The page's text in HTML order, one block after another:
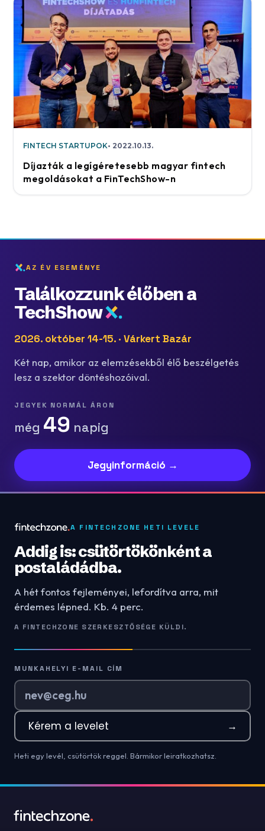
FINTECH STARTUPOK 2022.10.13.
Díjazták a legígéretesebb magyar fintech
megoldásokat a FinTechShow-n
AZ ÉV ESEMÉNYE
Találkozzunk élőben a
TechShow
2026. október 14-15. · Várkert Bazár
Két nap, amikor az elemzésekből élő beszélgetés
lesz a szektor döntéshozóival.
JEGYEK NORMÁL ÁRON
még 49 napig
Jegyinformáció →
A FINTECHZONE HETI LEVELE
Addig is: csütörtökönként a
postaládádba.
A hét fontos fejleményei, lefordítva arra, mit
érdemes lépned. Kb. 4 perc.
A FINTECHZONE SZERKESZTŐSÉGE KÜLDI.
MUNKAHELYI E-MAIL CÍM
Kérem a levelet →
Heti egy levél, csütörtök reggel. Bármikor leiratkozhatsz.